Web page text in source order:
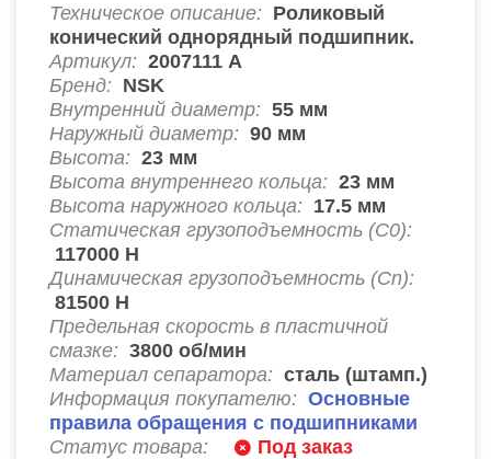
Техническое описание: Роликовый
конический однорядный подшипник.
Артикул: 2007111 А
Бренд: NSK
Внутренний диаметр: 55 мм
Наружный диаметр: 90 мм
Высота: 23 мм
Высота внутреннего кольца: 23 мм
Высота наружного кольца: 17.5 мм
Статическая грузоподъемность (C0):
117000 Н
Динамическая грузоподъемность (Cn):
81500 Н
Предельная скорость в пластичной
смазке: 3800 об/мин
Материал сепаратора: сталь (штамп.)
Информация покупателю: Основные
правила обращения с подшипниками
Статус товара:
Под заказ